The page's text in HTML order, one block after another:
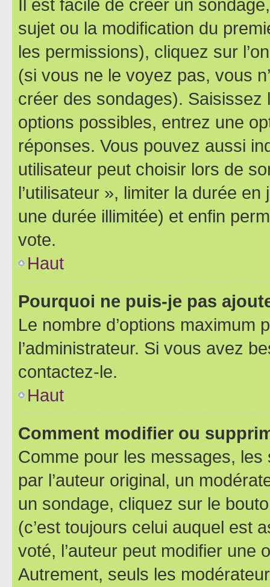
Il est facile de créer un
sujet ou la modification du
les permissions), cliquez sur
(si vous ne le voyez pas, vous
créer des sondages).
options possibles, entrez une
réponses. Vous pouvez aussi
utilisateur peut choisir lors de
l’utilisateur », limiter la durée
une durée illimitée) et enfin
vote.
Haut
Pourquoi ne puis-je pas
Le nombre d’options maximum
l’administrateur. Si vous avez
contactez-le.
Haut
Comment modifier ou
Comme pour les messages,
par l’auteur original, un
un sondage, cliquez sur le
(c’est toujours celui auquel est
voté, l’auteur peut modifier une
Autrement, seuls les